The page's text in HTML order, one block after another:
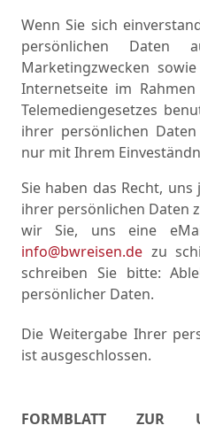
Wenn Sie sich
persönlichen Daten
Marketingzwecken
Internetseite im
Telemediengesetzes
ihrer persönlichen
nur mit Ihrem
Sie haben das Recht,
ihrer persönlichen Daten
wir Sie, uns eine
info@bwreisen.de zu
schreiben Sie bitte:
persönlicher Daten.
Die Weitergabe Ihrer
ist ausgeschlossen.
FORMBLATT ZUR